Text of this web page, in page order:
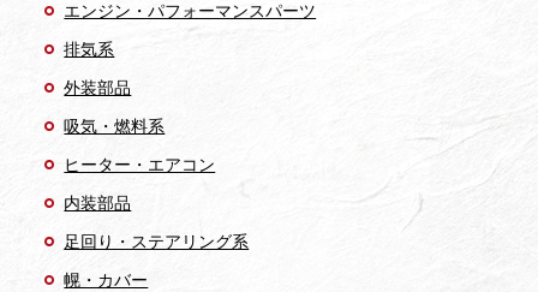
エンジン・パフォーマンスパーツ
排気系
外装部品
吸気・燃料系
ヒーター・エアコン
内装部品
足回り・ステアリング系
幌・カバー